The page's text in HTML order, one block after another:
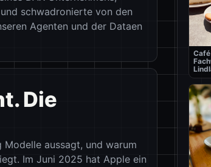
schwadronierte von den
Agenten und der Dataen
Die
Modelle aussagt, und warum
Im Juni 2025 hat Apple ein